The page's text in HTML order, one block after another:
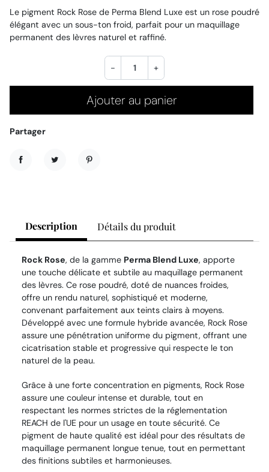
Le pigment Rock Rose de Perma Blend Luxe est un rose poudré
élégant avec un sous-ton froid, parfait pour un maquillage
permanent des lèvres naturel et raffiné.
- +
Ajouter au panier
Partager
Description Détails du produit
Rock Rose, de la gamme Perma Blend Luxe, apporte
une touche délicate et subtile au maquillage permanent
des lèvres. Ce rose poudré, doté de nuances froides,
offre un rendu naturel, sophistiqué et moderne,
convenant parfaitement aux teints clairs à moyens.
Développé avec une formule hybride avancée, Rock Rose
assure une pénétration uniforme du pigment, offrant une
cicatrisation stable et progressive qui respecte le ton
naturel de la peau.
Grâce à une forte concentration en pigments, Rock Rose
assure une couleur intense et durable, tout en
respectant les normes strictes de la réglementation
REACH de l'UE pour un usage en toute sécurité. Ce
pigment de haute qualité est idéal pour des résultats de
maquillage permanent longue tenue, tout en permettant
des finitions subtiles et harmonieuses.